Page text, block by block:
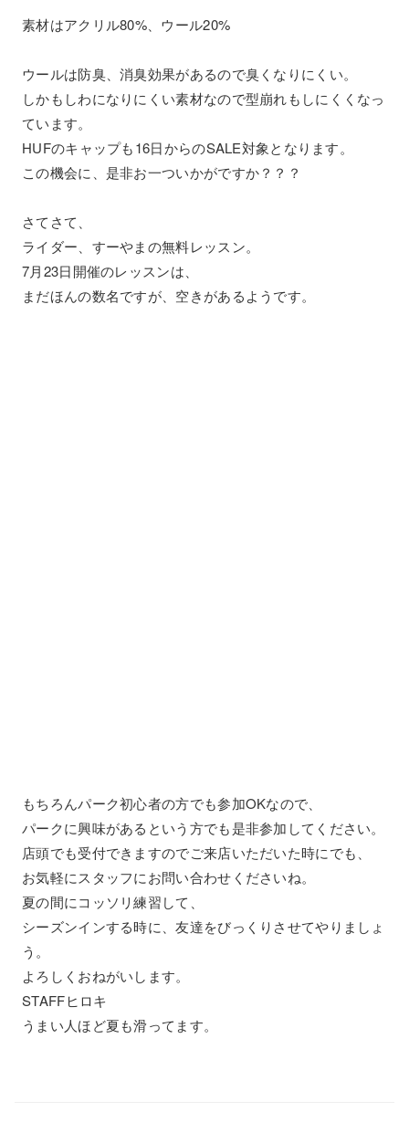
素材はアクリル80%、ウール20%
ウールは防臭、消臭効果があるので臭くなりにくい。
しかもしわになりにくい素材なので型崩れもしにくくなっ
ています。
HUFのキャップも16日からのSALE対象となります。
この機会に、是非お一ついかがですか？？？
さてさて、
ライダー、すーやまの無料レッスン。
7月23日開催のレッスンは、
まだほんの数名ですが、空きがあるようです。
もちろんパーク初心者の方でも参加OKなので、
パークに興味があるという方でも是非参加してください。
店頭でも受付できますのでご来店いただいた時にでも、
お気軽にスタッフにお問い合わせくださいね。
夏の間にコッソリ練習して、
シーズンインする時に、友達をびっくりさせてやりましょ
う。
よろしくおねがいします。
STAFFヒロキ
うまい人ほど夏も滑ってます。